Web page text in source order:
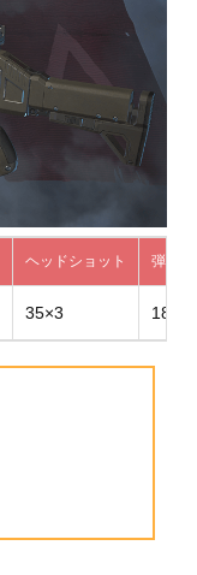
ヘッドショット 弾数
35×3 18